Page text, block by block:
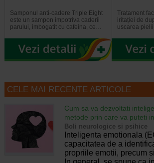
Samponul anti-cadere Triple Eight
este un sampon impotriva caderii
parului, imbogatit cu cafeina, ce…
Tratament
iritației de
uscarea
CELE MAI RECENTE ARTICOLE
Cum sa va dezvoltati
metode prin care va puteti
Boli neurologice si psihice
Inteligenta emotionala
capacitatea de a
propriile emotii, precum